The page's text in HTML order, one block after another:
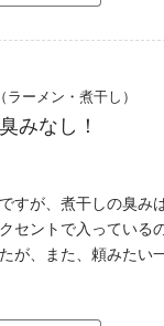
ーメン・煮干し）
みなし！
すが、煮干しの臭み
セントで入っている
が、また、頼みたい